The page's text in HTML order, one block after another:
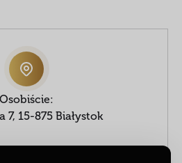
Osobiście:
7, 15-875 Białystok